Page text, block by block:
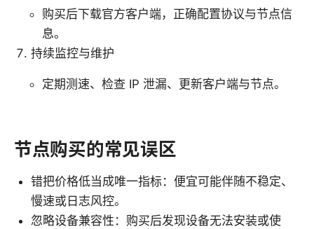
购买后下载官方客户端，正确配置协议与节点信
息。
持续监控与维护
定期测速、检查 IP 泄漏、更新客户端与节点。
节点购买的常见误区
错把价格低当成唯一指标：便宜可能伴随不稳定、
慢速或日志风控。
忽略设备兼容性：购买后发现设备无法安装或使